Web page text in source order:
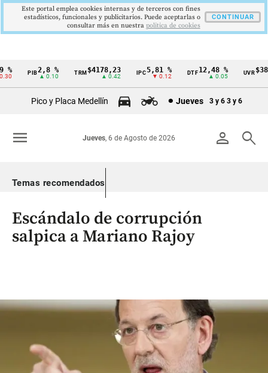
Cintillo
Colombia
2,8 %
▲ 0.10
TRM$4178,23
▲ 0.42
5,81 %
▼ 0.12
12,48 %
▲ 0.05
UVR
Pico y Placa Medellín Jueves 3 y 6 3 y 6
person search
Jueves, 6 de Agosto de 2026
menu
Temas recomendados
Escándalo de corrupción
salpica a Mariano Rajoy
Este portal emplea cookies internas y de terceros con fines
estadísticos, funcionales y publicitarios. Puede aceptarlas o
consultar más en nuestra politica de cookies
CONTINUAR